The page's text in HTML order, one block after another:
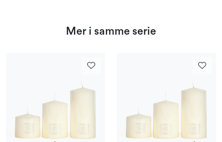
Mer i samme serie